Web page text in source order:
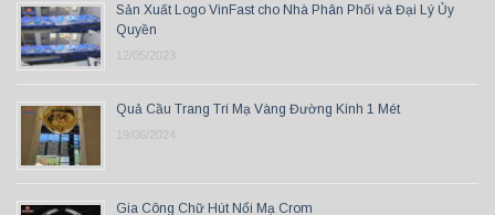
Sản Xuất Logo VinFast cho Nhà Phân Phối và Đại Lý Ủy
Quyền
12/05/2023
Quả Cầu Trang Trí Mạ Vàng Đường Kính 1 Mét
19/06/2024
Gia Công Chữ Hút Nổi Mạ Crom